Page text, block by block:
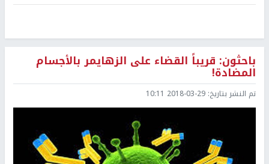
باحثون: قريباً القضاء على الزهايمر بالأجسام
المضادة!
تم النشر بتاريخ: 2018-03-29 10:11